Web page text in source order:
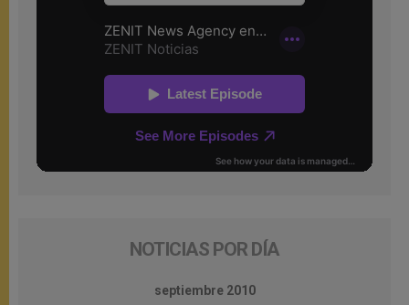
NOTICIAS POR DÍA
septiembre 2010